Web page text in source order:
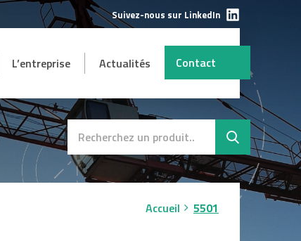
AUTRES
Destockage
L’entreprise Actualités Contact
Suivez-nous sur LinkedIn
Accueil 5501